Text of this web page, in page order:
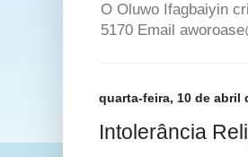
O Oluwo Ifagbaiyin
5170 Email
quarta-feira, 10 de abril
Intolerância